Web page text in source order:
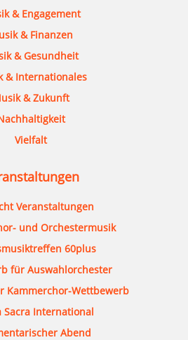
& Engagement
& Finanzen
& Gesundheit
& Internationales
& Zukunft
Vielfalt
Veranstaltungen
und Orchestermusik
60plus
für Auswahlorchester
Kammerchor-Wettbewerb
Sacra International
Abend